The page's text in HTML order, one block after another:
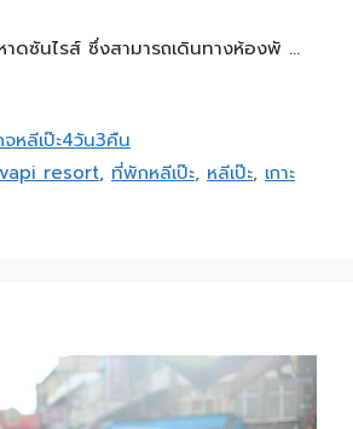
ดซันไรส์ ซึ่งสามารถเดินทางห้องพั …
หลีเป๊ะ4วัน3คืน
vapi resort, ที่พักหลีเป๊ะ, หลีเป๊ะ, เกาะ